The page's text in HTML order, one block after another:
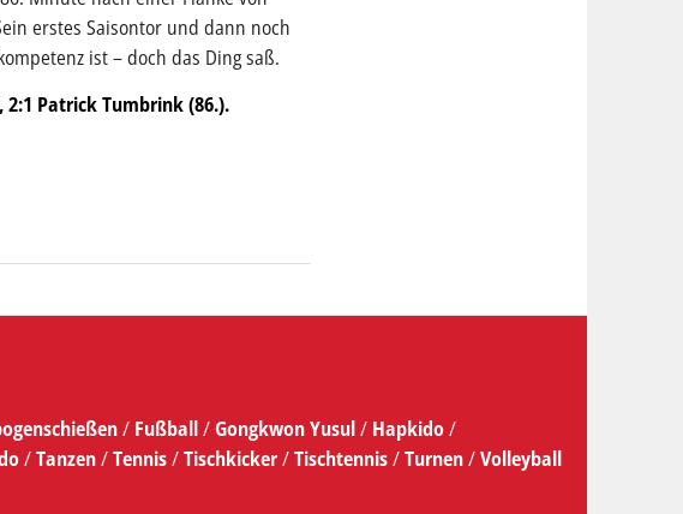
erstes Saisontor und dann noch
ist – doch das Ding saß.
2:1 Patrick Tumbrink (86.).
/ Fußball/Gongkwon Yusul/ Hapkido/
/Tanzen/Tennis/Tischkicker/Tischtennis/Turnen/Volleyball